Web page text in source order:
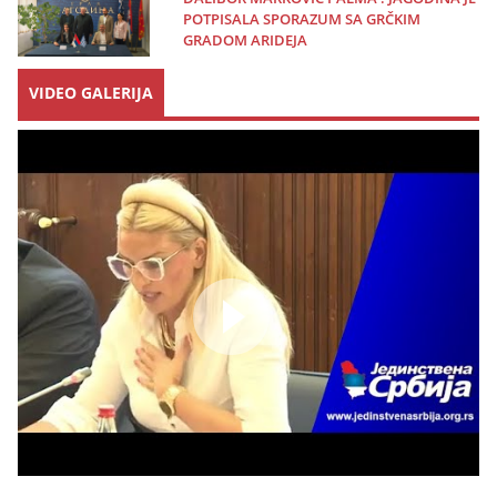
POTPISALA SPORAZUM SA GRČKIM
GRADOM ARIDEJA
VIDEO GALERIJA